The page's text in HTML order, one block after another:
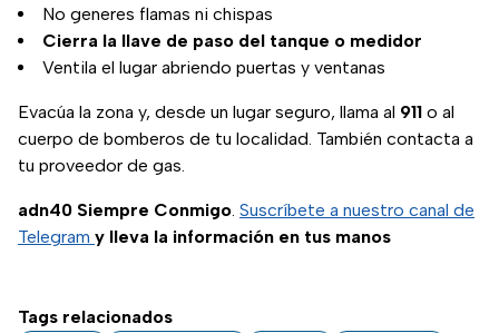
No generes flamas ni chispas
Cierra la llave de paso del tanque o medidor
Ventila el lugar abriendo puertas y ventanas
Evacúa la zona y, desde un lugar seguro, llama al 911 o al
cuerpo de bomberos de tu localidad. También contacta a
tu proveedor de gas.
adn40 Siempre Conmigo. Suscríbete a nuestro canal de
Telegram y lleva la información en tus manos
Tags relacionados